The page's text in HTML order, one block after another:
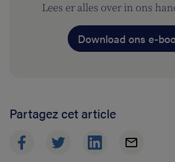
Lees er alles over in ons
Download ons e-
Partagez cet article